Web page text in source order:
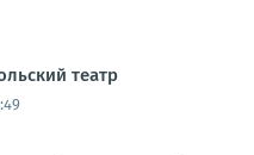
театр